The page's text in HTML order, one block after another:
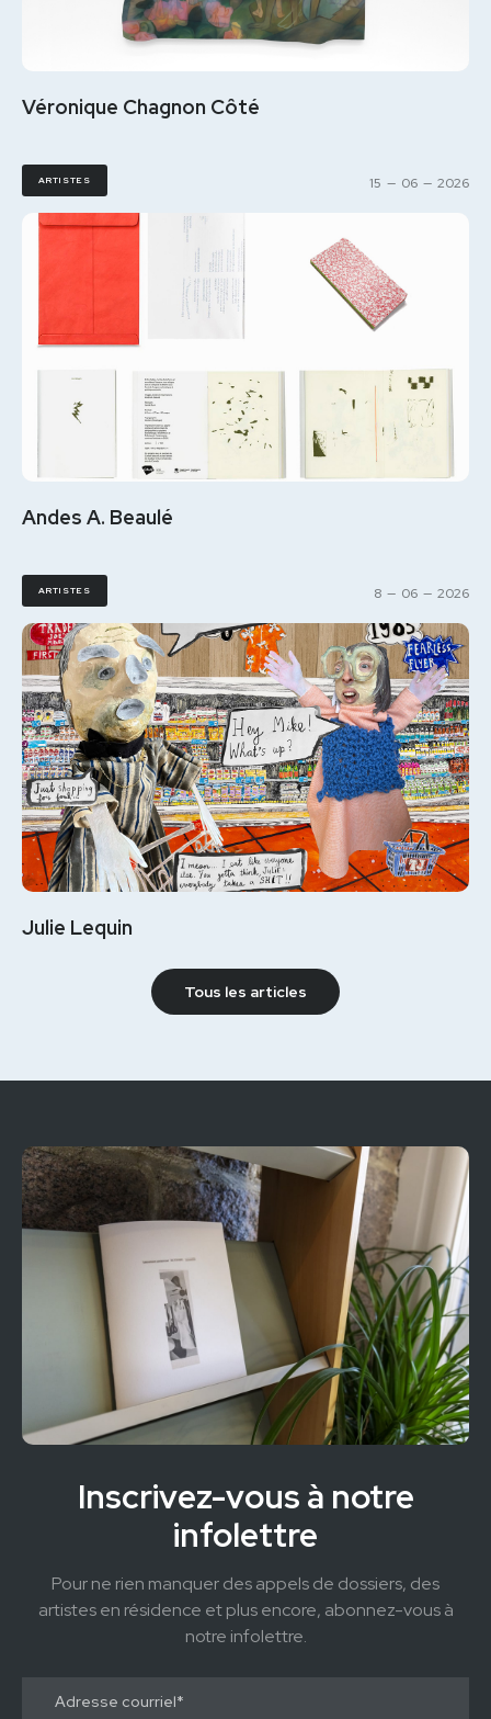
Véronique Chagnon Côté
ARTISTES 15 — 06 — 2026
Andes A. Beaulé
ARTISTES 8 — 06 — 2026
Julie Lequin
Tous les articles
Inscrivez-vous à notre
infolettre
Pour ne rien manquer des appels de dossiers, des
artistes en résidence et plus encore, abonnez-vous à
notre infolettre.